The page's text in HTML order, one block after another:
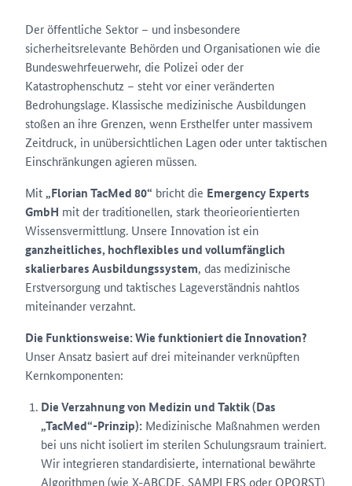
Der öffentliche Sektor – und insbesondere
sicherheitsrelevante Behörden und Organisationen wie die
Bundeswehrfeuerwehr, die Polizei oder der
Katastrophenschutz – steht vor einer veränderten
Bedrohungslage. Klassische medizinische Ausbildungen
stoßen an ihre Grenzen, wenn Ersthelfer unter massivem
Zeitdruck, in unübersichtlichen Lagen oder unter taktischen
Einschränkungen agieren müssen.
Mit„Florian TacMed 80“ bricht die Emergency Experts
GmbH mit der traditionellen, stark theorieorientierten
Wissensvermittlung. Unsere Innovation ist ein
ganzheitliches, hochflexibles und vollumfänglich
skalierbares Ausbildungssystem, das medizinische
Erstversorgung und taktisches Lageverständnis nahtlos
miteinander verzahnt.
Die Funktionsweise: Wie funktioniert die Innovation?
Unser Ansatz basiert auf drei miteinander verknüpften
Kernkomponenten:
Die Verzahnung von Medizin und Taktik (Das
„TacMed“-Prinzip): Medizinische Maßnahmen werden
bei uns nicht isoliert im sterilen Schulungsraum trainiert.
Wir integrieren standardisierte, international bewährte
Algorithmen (wie X-ABCDE, SAMPLERS oder OPQRST)